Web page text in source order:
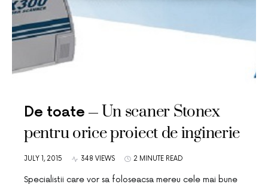
De toate
Un scaner Stonex
pentru orice proiect de inginerie
JULY 1, 2015 348 VIEWS 2 MINUTE READ
Specialistii care vor sa foloseacsa mereu cele mai bune